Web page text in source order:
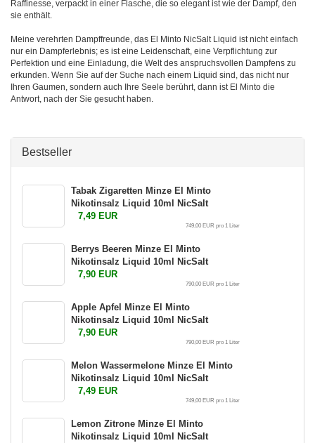
Raffinesse, verpackt in einer Flasche, die so elegant ist wie der Dampf, den
sie enthält.
Meine verehrten Dampffreunde, das El Minto NicSalt Liquid ist nicht einfach
nur ein Dampferlebnis; es ist eine Leidenschaft, eine Verpflichtung zur
Perfektion und eine Einladung, die Welt des anspruchsvollen Dampfens zu
erkunden. Wenn Sie auf der Suche nach einem Liquid sind, das nicht nur
Ihren Gaumen, sondern auch Ihre Seele berührt, dann ist El Minto die
Antwort, nach der Sie gesucht haben.
Bestseller
Tabak Zigaretten Minze El Minto
Nikotinsalz Liquid 10ml NicSalt
7,49 EUR
749,00 EUR pro 1 Liter
Berrys Beeren Minze El Minto
Nikotinsalz Liquid 10ml NicSalt
7,90 EUR
790,00 EUR pro 1 Liter
Apple Apfel Minze El Minto
Nikotinsalz Liquid 10ml NicSalt
7,90 EUR
790,00 EUR pro 1 Liter
Melon Wassermelone Minze El Minto
Nikotinsalz Liquid 10ml NicSalt
7,49 EUR
749,00 EUR pro 1 Liter
Lemon Zitrone Minze El Minto
Nikotinsalz Liquid 10ml NicSalt